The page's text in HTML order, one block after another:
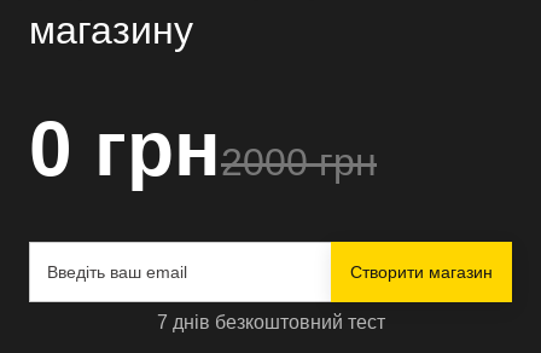
магазину
0 грн2000 грн
Створити магазин
7 днів безкоштовний тест